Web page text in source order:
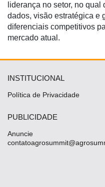
liderança no setor, no
dados, visão estratégica e
diferenciais competitivos
mercado atual.
INSTITUCIONAL
Política de Privacidade
PUBLICIDADE
Anuncie